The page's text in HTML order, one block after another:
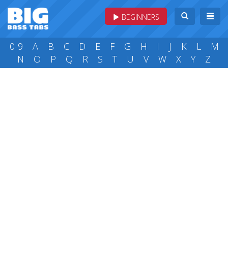
BEGINNERS
0-9 A B C D E F G H I J K L
M
N
O P Q R S T U V W X Y Z